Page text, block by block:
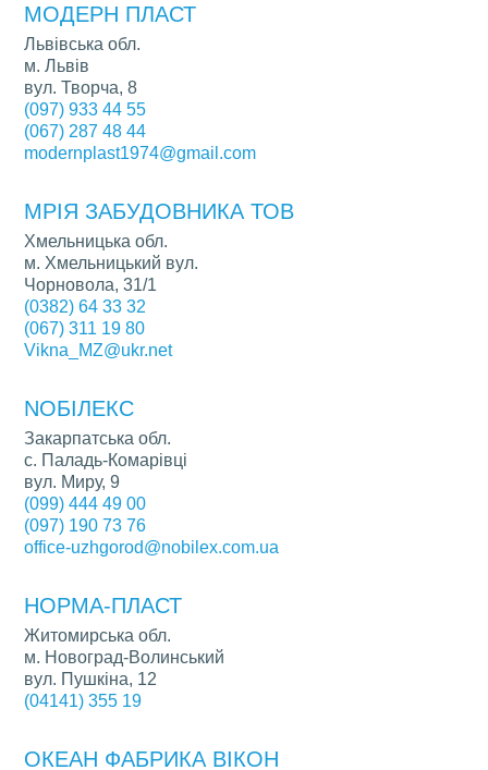
МОДЕРН ПЛАСТ
Львівська обл.
м. Львів
вул. Творча, 8
(097) 933 44 55
(067) 287 48 44
modernplast1974@gmail.com
МРІЯ ЗАБУДОВНИКА ТОВ
Хмельницька обл.
м. Хмельницький вул.
Чорновола, 31/1
(0382) 64 33 32
(067) 311 19 80
Vikna_MZ@ukr.net
NОБІЛЕКС
Закарпатська обл.
с. Паладь-Комарівці
вул. Миру, 9
(099) 444 49 00
(097) 190 73 76
office-uzhgorod@nobilex.com.ua
НОРМА-ПЛАСТ
Житомирська обл.
м. Новоград-Волинський
вул. Пушкіна, 12
(04141) 355 19
ОКЕАН ФАБРИКА ВІКОН